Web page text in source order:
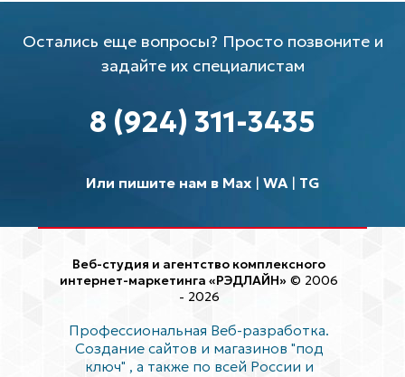
Остались еще вопросы? Просто позвоните и
задайте их специалистам
8 (924) 311-3435
Или пишите нам в Max| WA| TG
Веб-студия и агентство комплексного
интернет-маркетинга «РЭДЛАЙН» © 2006
- 2026
Профессиональная Веб-разработка.
Создание сайтов и магазинов "под
ключ" , а также по всей России и